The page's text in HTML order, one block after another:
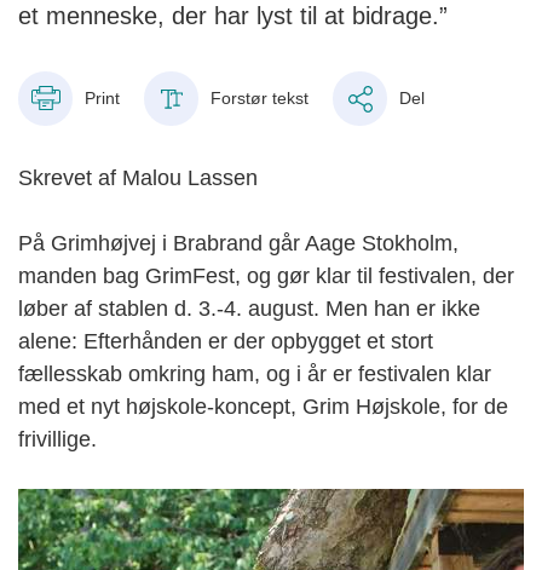
et menneske, der har lyst til at bidrage.”
Print Forstør tekst Del
Skrevet af Malou Lassen
På Grimhøjvej i Brabrand går Aage Stokholm,
manden bag GrimFest, og gør klar til festivalen, der
løber af stablen d. 3.-4. august. Men han er ikke
alene: Efterhånden er der opbygget et stort
fællesskab omkring ham, og i år er festivalen klar
med et nyt højskole-koncept, Grim Højskole, for de
frivillige.